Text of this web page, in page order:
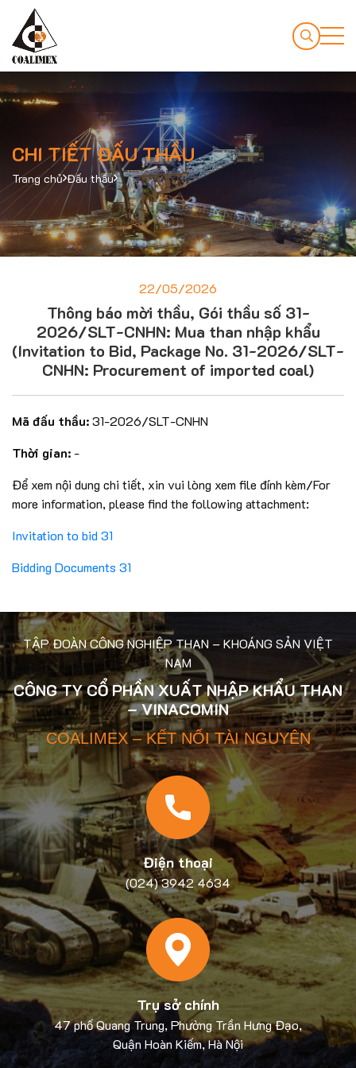
CHI TIẾT ĐẤU THẦU
Trang chủ Đấu thầu
22/05/2026
Thông báo mời thầu, Gói thầu số 31-
2026/SLT-CNHN: Mua than nhập khẩu
(Invitation to Bid, Package No. 31-2026/SLT-
CNHN: Procurement of imported coal)
Mã đấu thầu:31-2026/SLT-CNHN
Thời gian:-
Để xem nội dung chi tiết, xin vui lòng xem file đính kèm/For
more information, please find the following attachment:
Invitation to bid 31
Bidding Documents 31
TẬP ĐOÀN CÔNG NGHIỆP THAN – KHOÁNG SẢN VIỆT
NAM
CÔNG TY CỔ PHẦN XUẤT NHẬP KHẨU THAN
– VINACOMIN
COALIMEX – KẾT NỐI TÀI NGUYÊN
Điện thoại
(024) 3942 4634
Trụ sở chính
47 phố Quang Trung, Phường Trần Hưng Đạo,
Quận Hoàn Kiếm, Hà Nội